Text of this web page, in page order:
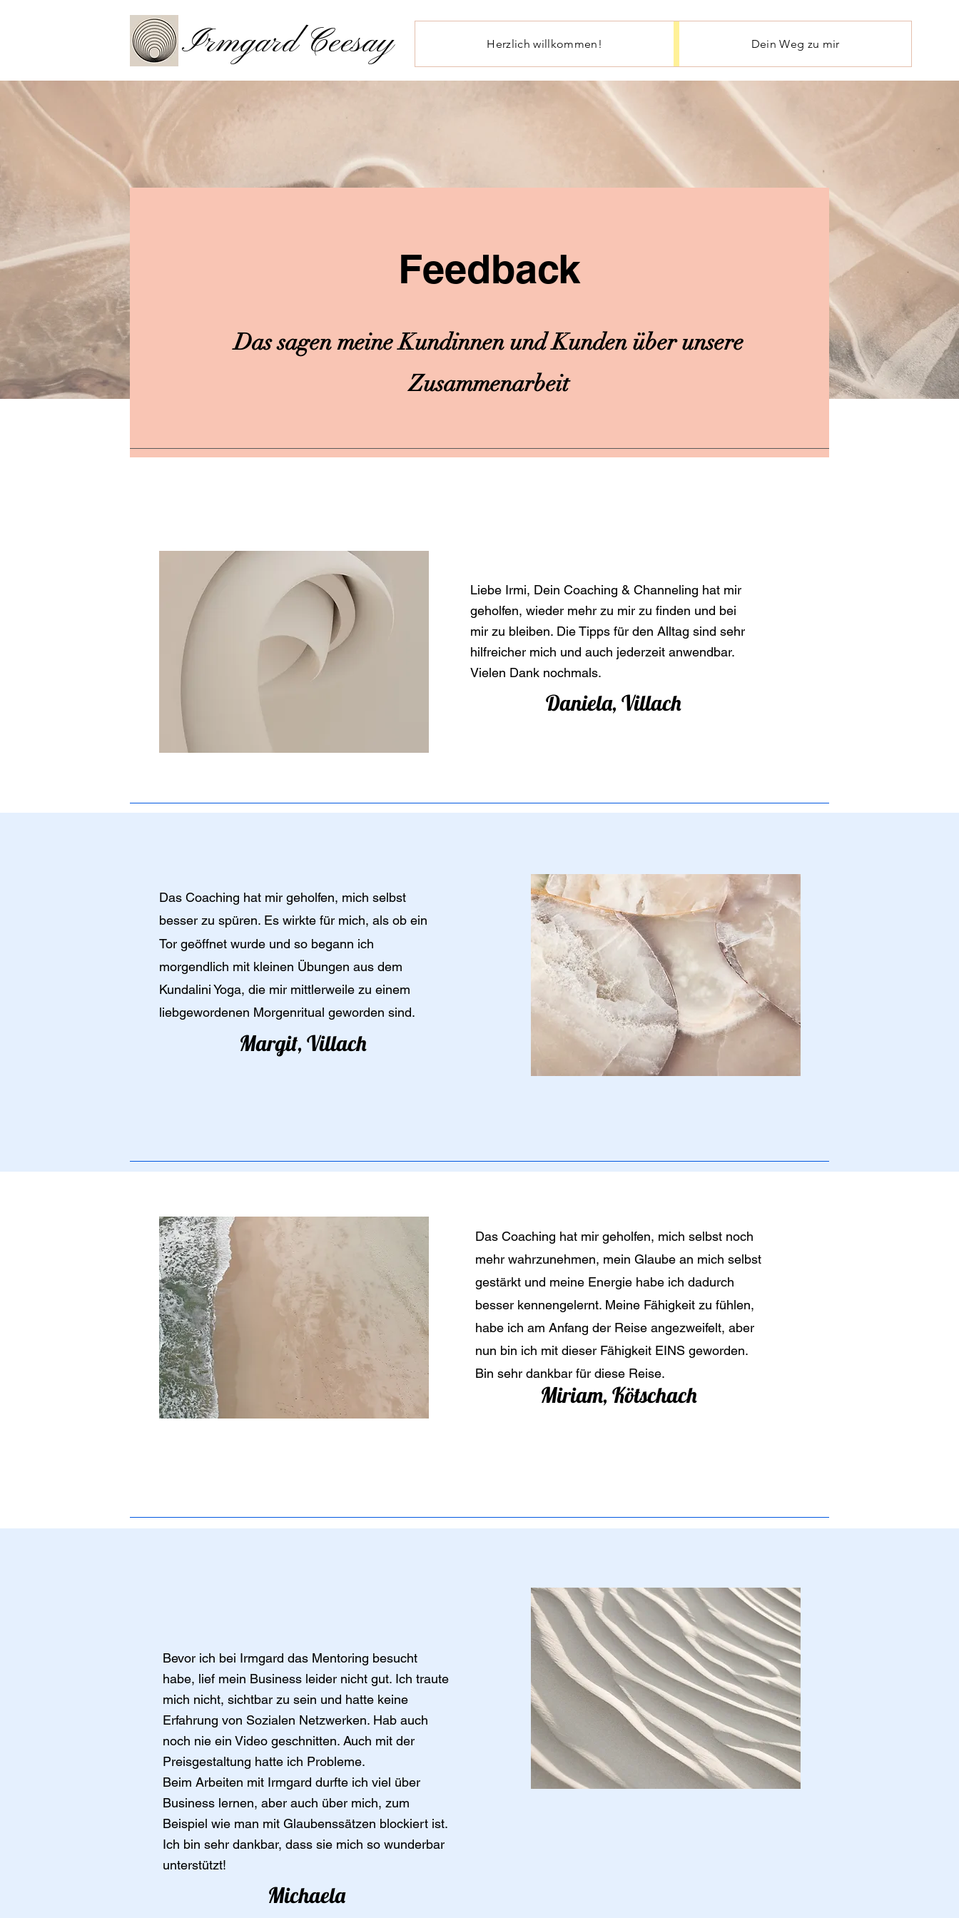
Irmgard Ceesay Herzlich willkommen! Dein Weg zu mir
Feedback
Das sagen meine Kundinnen und Kunden über unsere
Zusammenarbeit
Liebe Irmi, Dein Coaching & Channeling hat mir
geholfen, wieder mehr zu mir zu finden und bei
mir zu bleiben. Die Tipps für den Alltag sind sehr
hilfreicher mich und auch jederzeit anwendbar.
Vielen Dank nochmals.
Daniela, Villach
Das Coaching hat mir geholfen, mich selbst
besser zu spüren. Es wirkte für mich, als ob ein
Tor geöffnet wurde und so begann ich
morgendlich mit kleinen Übungen aus dem
Kundalini Yoga, die mir mittlerweile zu einem
liebgewordenen Morgenritual geworden sind.
Margit, Villach
Das Coaching hat mir geholfen, mich selbst noch
mehr wahrzunehmen, mein Glaube an mich selbst
gestärkt und meine Energie habe ich dadurch
besser kennengelernt. Meine Fähigkeit zu fühlen,
habe ich am Anfang der Reise angezweifelt, aber
nun bin ich mit dieser Fähigkeit EINS geworden.
Bin sehr dankbar für diese Reise.
Miriam, Kötschach
Bevor ich bei Irmgard das Mentoring besucht
habe, lief mein Business leider nicht gut. Ich traute
mich nicht, sichtbar zu sein und hatte keine
Erfahrung von Sozialen Netzwerken. Hab auch
noch nie ein Video geschnitten. Auch mit der
Preisgestaltung hatte ich Probleme.
Beim Arbeiten mit Irmgard durfte ich viel über
Business lernen, aber auch über mich, zum
Beispiel wie man mit Glaubenssätzen blockiert ist.
Ich bin sehr dankbar, dass sie mich so wunderbar
unterstützt!
Michaela